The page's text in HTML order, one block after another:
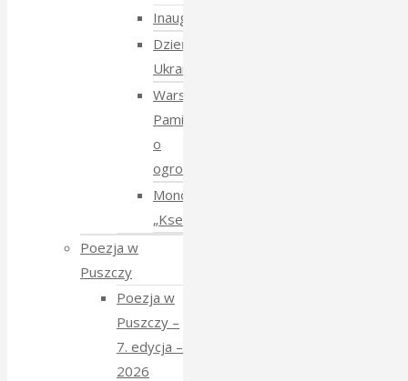
Inauguracja
Dzień
Ukraiński
Warsztaty:
Pamiętajmy
o
ogrodach
Monodram
„Ksenia”
Poezja w
Puszczy
Poezja w
Puszczy –
7. edycja –
2026